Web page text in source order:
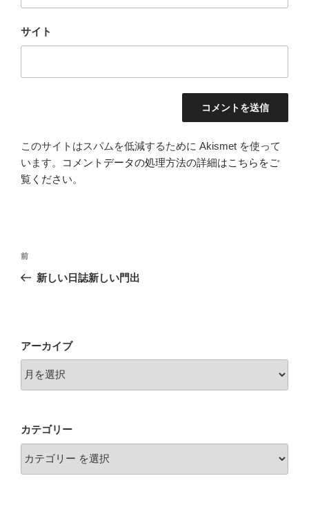
サイト
このサイトはスパムを低減するために Akismet を使って
います。
コメントデータの処理方法の詳細はこちらをご
覧ください。
投
ナ
ー
シ
ョ
前
の
前
新しい日誌新しい門出
アーカイブ
カテゴリー